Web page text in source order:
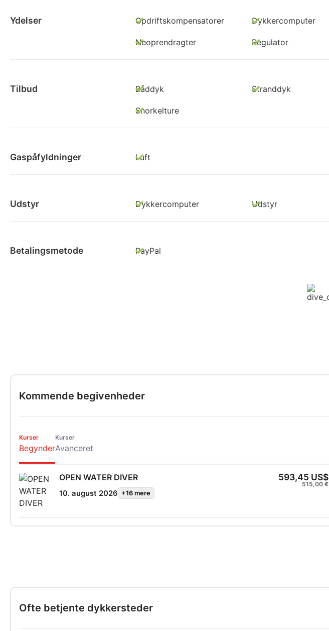
Ydelser Opdriftskompensatorer Dykkercomputer
Neoprendragter Regulator
Tilbud Båddyk Stranddyk
Snorkelture
Gaspåfyldninger Luft
Udstyr Dykkercomputer Udstyr
Betalingsmetode PayPal
Kommende begivenheder
Kurser
Begynder
Kurser
Avanceret
OPEN WATER DIVER
10. august 2026 +16 mere
593,45 US$
515,00 €
Ofte betjente dykkersteder